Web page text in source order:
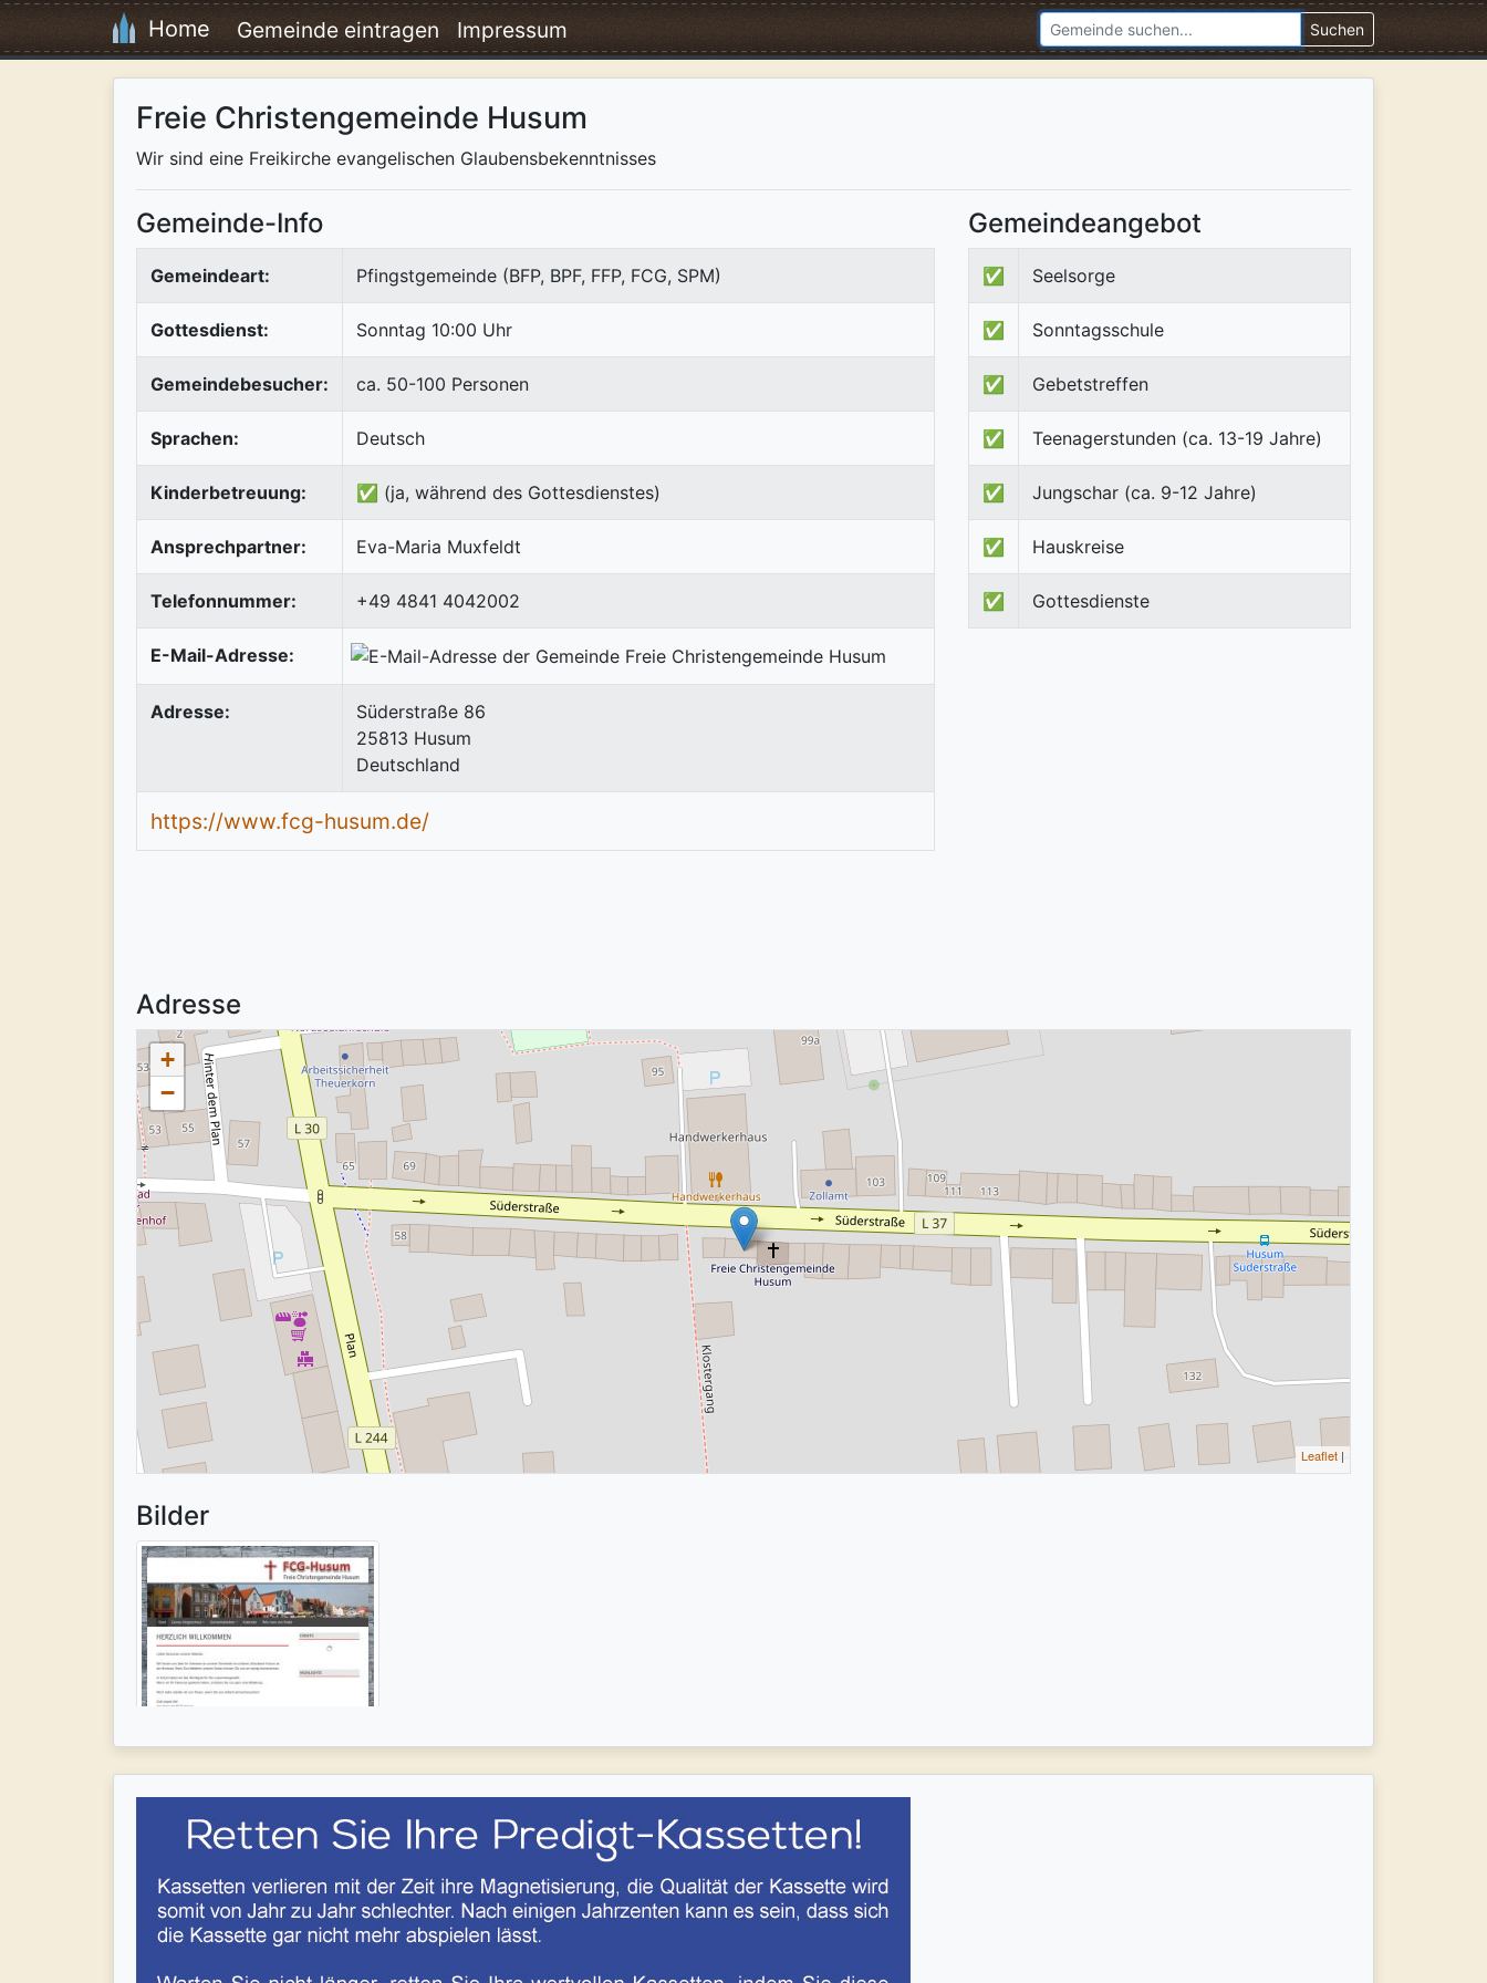
Home Gemeinde eintragen Impressum Suchen
Freie Christengemeinde Husum
Wir sind eine Freikirche evangelischen Glaubensbekenntnisses
Gemeinde-Info
Gemeindeart: Pfingstgemeinde (BFP, BPF, FFP, FCG, SPM)
Gottesdienst: Sonntag 10:00 Uhr
Gemeindebesucher: ca. 50-100 Personen
Sprachen: Deutsch
Kinderbetreuung: ✅ (ja, während des Gottesdienstes)
Ansprechpartner: Eva-Maria Muxfeldt
Telefonnummer: +49 4841 4042002
E-Mail-Adresse:
Adresse:
Süderstraße 86
25813 Husum
Deutschland
https://www.fcg-husum.de/
Gemeindeangebot
✅ Seelsorge
✅ Sonntagsschule
✅ Gebetstreffen
✅ Teenagerstunden (ca. 13-19 Jahre)
✅ Jungschar (ca. 9-12 Jahre)
✅ Hauskreise
✅ Gottesdienste
Adresse
+
−
Leaflet |
Bilder